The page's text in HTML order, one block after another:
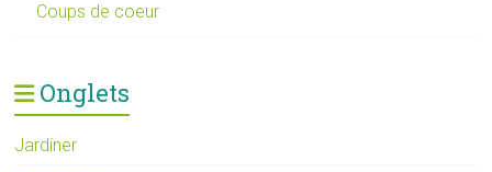
Coups de coeur
Onglets
Jardiner